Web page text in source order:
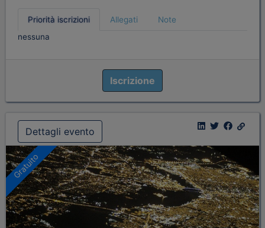
Priorità iscrizioni Allegati
Note
nessuna
Iscrizione
Dettagli evento
Gratuito